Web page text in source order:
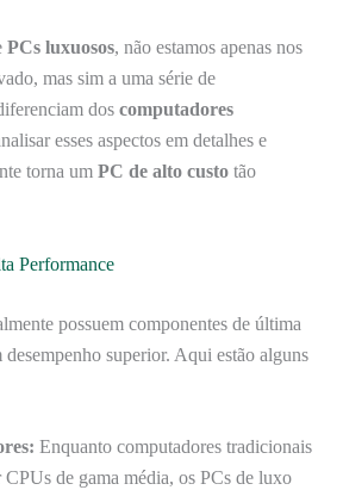
PCs luxuosos, não estamos apenas nos
mas sim a uma série de
dos computadores
esses aspectos em detalhes e
torna um PC de alto custo tão
Performance
possuem componentes de última
desempenho superior. Aqui estão alguns
Enquanto computadores tradicionais
CPUs de gama média, os PCs de luxo